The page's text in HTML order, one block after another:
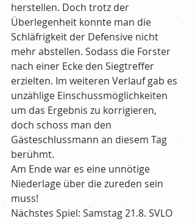
herstellen. Doch trotz der
Überlegenheit konnte man die
Schläfrigkeit der Defensive nicht
mehr abstellen. Sodass die Forster
nach einer Ecke den Siegtreffer
erzielten. Im weiteren Verlauf gab es
unzählige Einschussmöglichkeiten
um das Ergebnis zu korrigieren,
doch schoss man den
Gästeschlussmann an diesem Tag
berühmt.
Am Ende war es eine unnötige
Niederlage über die zureden sein
muss!
Nächstes Spiel: Samstag 21.8. SVLO